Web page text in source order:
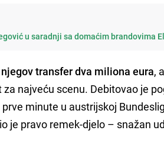
u saradnji sa domaćim brandovima
transfer dva miliona eura,
najveću scenu. Debitovao je
minute u austrijskoj
je pravo remek-djelo – snažan